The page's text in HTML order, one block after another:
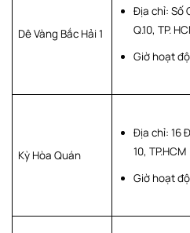
Dê Vàng Bắc Hải 1
Địa chỉ: Số
Q.10, TP.
Giờ hoạt
Kỳ Hòa Quán
Địa chỉ: 16
10, TP.HCM
Giờ hoạt